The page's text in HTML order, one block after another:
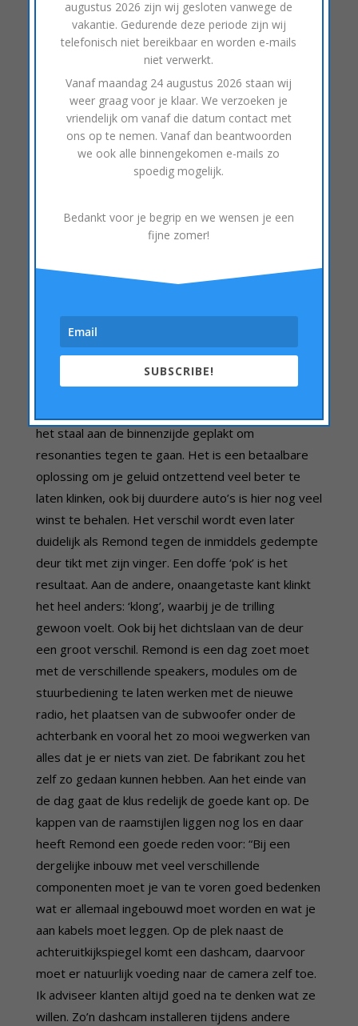
Aan de gang
De feitelijk inbouw kan beginnen. De deuren worden
het staal aan de binnenzijde geplakt om
resonanties tegen te gaan. Het is een betaalbare
oplossing om je geluid ontzettend veel beter te
laten klinken, ook bij duurdere auto’s is hier nog veel
winst te behalen. Het verschil wordt even later
duidelijk als Remond tegen de inmiddels gedempte
deur tikt met zijn vinger. Een doffe ‘pok’ is het
resultaat. Aan de andere, onaangetaste kant klinkt
het heel anders: ‘klong’, waarbij je de trilling
gewoon voelt. Ook bij het dichtslaan van de deur
een groot verschil. Remond is een dag zoet moet
met de verschillende speakers, modules om de
stuurbediening te laten werken met de nieuwe
radio, het plaatsen van de subwoofer onder de
achterbank en vooral het zo mooi wegwerken van
alles dat je er niets van ziet. De fabrikant zou het
zelf zo gedaan kunnen hebben. Aan het einde van
de dag gaat de klus redelijk de goede kant op. De
kappen van de raamstijlen liggen nog los en daar
heeft Remond een goede reden voor: “Bij een
dergelijke inbouw met veel verschillende
componenten moet je van te voren goed bedenken
wat er allemaal ingebouwd moet worden en wat je
aan kabels moet leggen. Op de plek naast de
achteruitkijkspiegel komt een dashcam, daarvoor
moet er natuurlijk voeding naar de camera zelf toe.
Ik adviseer klanten altijd goed na te denken wat ze
willen. Zo’n dashcam installeren tijdens andere
augustus 2026 zijn wij gesloten vanwege de
vakantie. Gedurende deze periode zijn wij
telefonisch niet bereikbaar en worden e-mails
niet verwerkt.
Vanaf maandag 24 augustus 2026 staan wij
weer graag voor je klaar. We verzoeken je
vriendelijk om vanaf die datum contact met
ons op te nemen. Vanaf dan beantwoorden
we ook alle binnengekomen e-mails zo
spoedig mogelijk.
Bedankt voor je begrip en we wensen je een
fijne zomer!
SUBSCRIBE!